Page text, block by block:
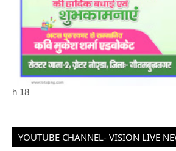
h 18
YOUTUBE CHANNEL- VISION LIVE